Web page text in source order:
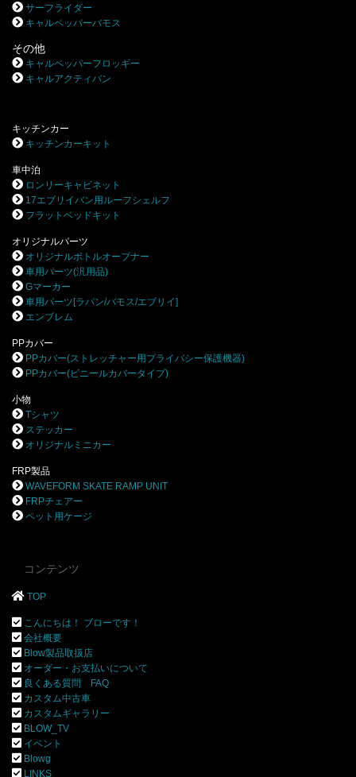
サーフライダー
キャルペッパーバモス
その他
キャルペッパーフロッギー
キャルアクティバン
キッチンカー
キッチンカーキット
車中泊
ロンリーキャビネット
17エブリイバン用ルーフシェルフ
フラットベッドキット
オリジナルパーツ
オリジナルボトルオープナー
車用パーツ(汎用品)
Gマーカー
車用パーツ[ラパン/バモス/エブリイ]
エンブレム
PPカバー
PPカバー(ストレッチャー用プライバシー保護機器)
PPカバー(ビニールカバータイプ)
小物
Tシャツ
ステッカー
オリジナルミニカー
FRP製品
WAVEFORM SKATE RAMP UNIT
FRPチェアー
ペット用ケージ
コンテンツ
TOP
こんにちは！ ブローです！
会社概要
Blow製品取扱店
オーダー・お支払いについて
良くある質問 FAQ
カスタム中古車
カスタムギャラリー
BLOW_TV
イベント
Blowg
LINKS